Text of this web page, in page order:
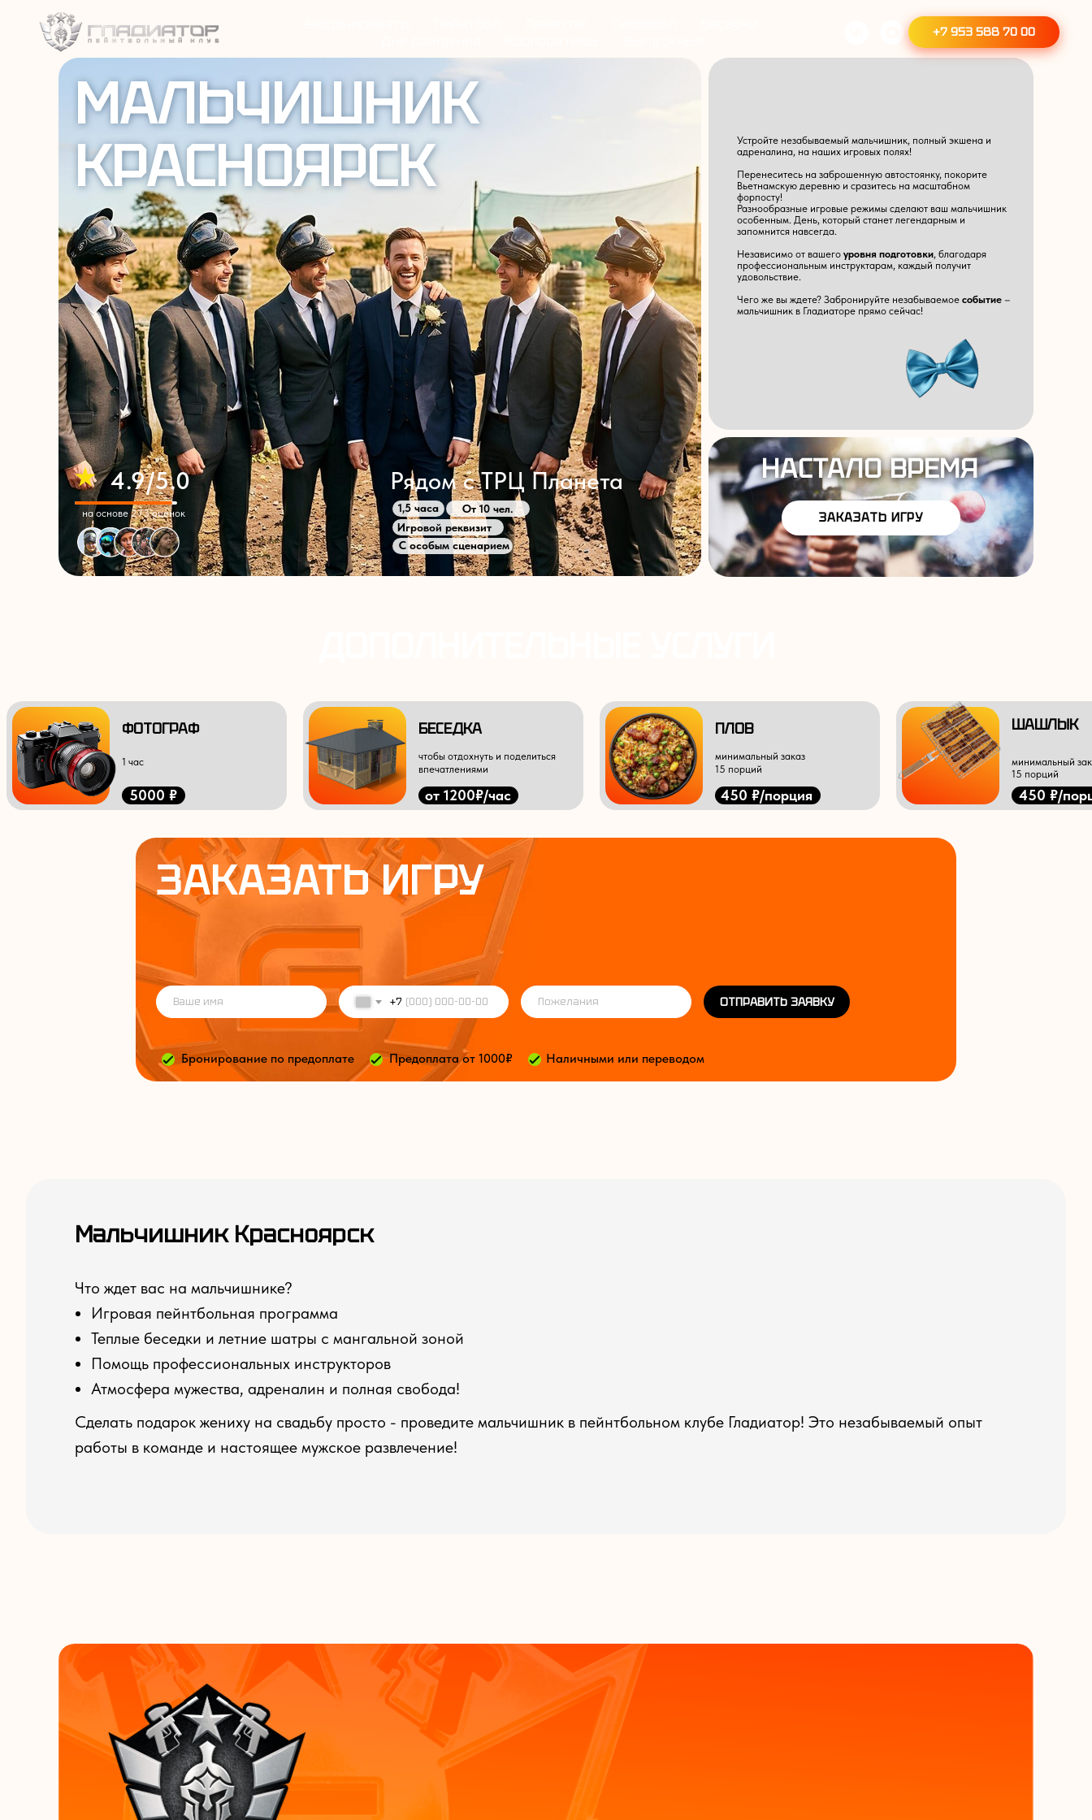
+7 953 588 70 00
Устройте незабываемый мальчишник, полный экшена и
адреналина, на наших игровых полях!
Перенеситесь на заброшенную автостоянку, покорите
Вьетнамскую деревню и сразитесь на масштабном
форпосту!
Разнообразные игровые режимы сделают ваш мальчишник
особенным. День, который станет легендарным и
запомнится навсегда.
Независимо от вашего уровня подготовки, благодаря
профессиональным инструктарам, каждый получит
удовольствие.
Чего же вы ждете? Забронируйте незабываемое событие –
мальчишник в Гладиаторе прямо сейчас!
С особым сценарием
Игровой реквизит
От 10 чел.
1,5 часа
МАЛЬЧИШНИК
КРАСНОЯРСК
на основе 273 оценок
4.9/5.0 Рядом с ТРЦ Планета НАСТАЛО ВРЕМЯ
ЗАКАЗАТЬ ИГРУ
ШАШЛЫК
450 ₽/
минимальный
15 порций
ПЛОВ
минимальный заказ
15 порций
450 ₽/порция
БЕСЕДКА
чтобы отдохнуть и поделиться
впечатлениями
от 1200₽/час
ФОТОГРАФ
1 час
5000 ₽
+7 ОТПРАВИТЬ ЗАЯВКУ
ЗАКАЗАТЬ ИГРУ
Бронирование по предоплате Предоплата от 1000₽ Наличными или переводом
Мальчишник Красноярск
Что ждет вас на мальчишнике?
Игровая пейнтбольная программа
Теплые беседки и летние шатры с мангальной зоной
Помощь профессиональных инструкторов
Атмосфера мужества, адреналин и полная свобода!
Сделать подарок жениху на свадьбу просто - проведите мальчишник в пейнтбольном клубе Гладиатор! Это незабываемый опыт
работы в команде и настоящее мужское развлечение!